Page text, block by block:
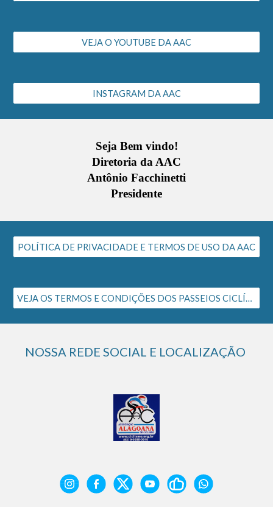
VEJA O YOUTUBE DA AAC
INSTAGRAM DA AAC
Seja Bem vindo!
Diretoria da AAC
Antônio Facchinetti
Presidente
POLÍTICA DE PRIVACIDADE E TERMOS DE USO DA AAC
VEJA OS TERMOS E CONDIÇÕES DOS PASSEIOS CICLÍSTICOS DA AAC
NOSSA REDE SOCIAL E LOCALIZAÇÃO